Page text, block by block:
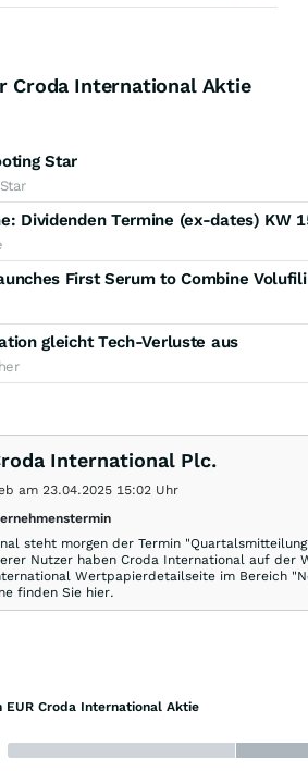
Croda International Aktie
Star
Dividenden Termine (ex-dates) KW
First Serum to Combine
gleicht Tech-Verluste aus
International Plc.
am 23.04.2025 15:02 Uhr
steht morgen der Termin
Nutzer haben Croda International auf
Wertpapierdetailseite im Bereich
finden Sie hier.
EUR Croda International Aktie